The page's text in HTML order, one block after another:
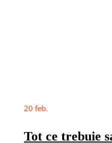
20 feb.
Tot ce trebuie